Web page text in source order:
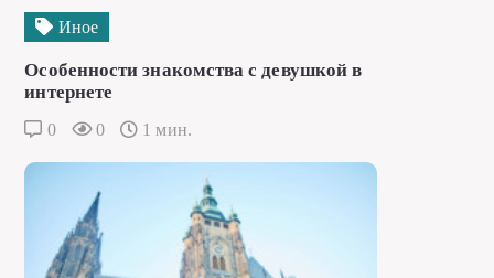
Иное
Особенности знакомства с девушкой в
интернете
0 0 1 мин.